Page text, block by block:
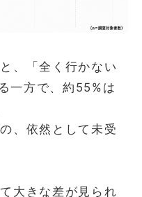
、「全く行かない
一方で、約55%は
、依然として未受
大きな差が見られ